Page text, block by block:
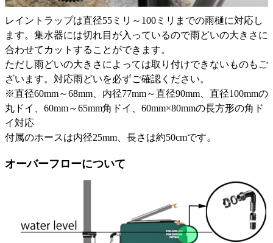
レイントラップは直径55ミリ～100ミリまでの雨樋に対応し
ます。集水器には切れ目が入っているので雨どいの大きさに
合わせてカットすることができます。
ただし雨どいの大きさによっては取り付けできないものもご
ざいます。対応雨どいを必ずご確認ください。
※直径60mm～68mm、内径77mm～直径90mm、直径100mmの
丸ドイ、60mm～65mm角ドイ、60mm×80mmの長方形の角ド
イ対応
付属のホースは内径25mm、長さは約50cmです。
オーバーフローについて